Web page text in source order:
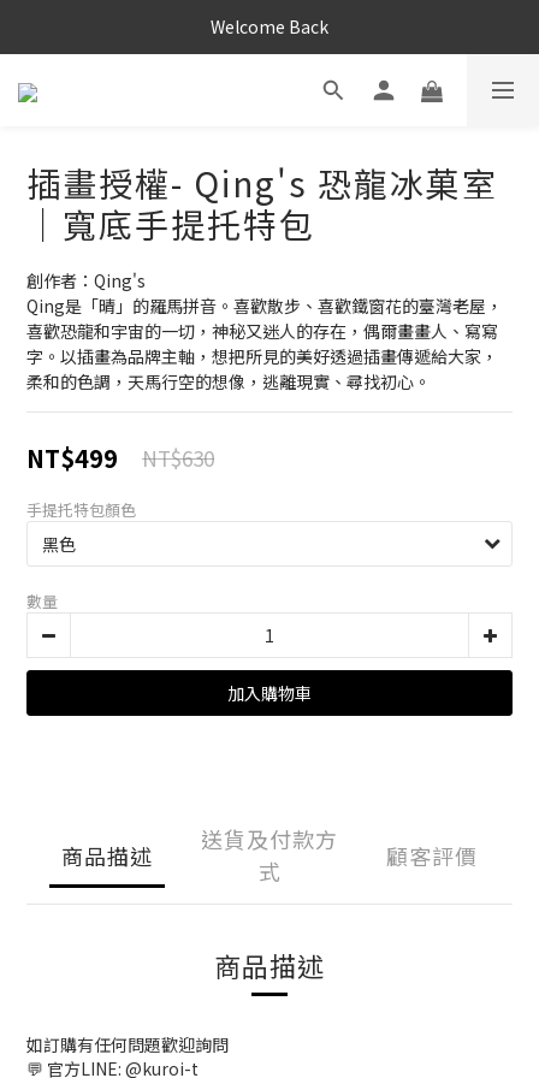
Welcome Back
插畫授權- Qing's 恐龍冰菓室
｜寬底手提托特包
創作者：Qing's
Qing是「晴」的羅馬拼音。喜歡散步、喜歡鐵窗花的臺灣老屋，
喜歡恐龍和宇宙的一切，神秘又迷人的存在，偶爾畫畫人、寫寫
字。以插畫為品牌主軸，想把所見的美好透過插畫傳遞給大家，
柔和的色調，天馬行空的想像，逃離現實、尋找初心。
NT$499 NT$630
手提托特包顏色
數量
加入購物車
商品描述
送貨及付款方
式
顧客評價
商品描述
如訂購有任何問題歡迎詢問
💬 官方LINE: @kuroi-t